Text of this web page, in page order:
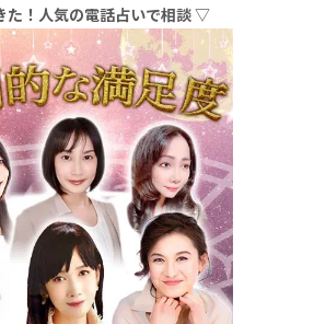
！人気の電話占いで相談 ▽